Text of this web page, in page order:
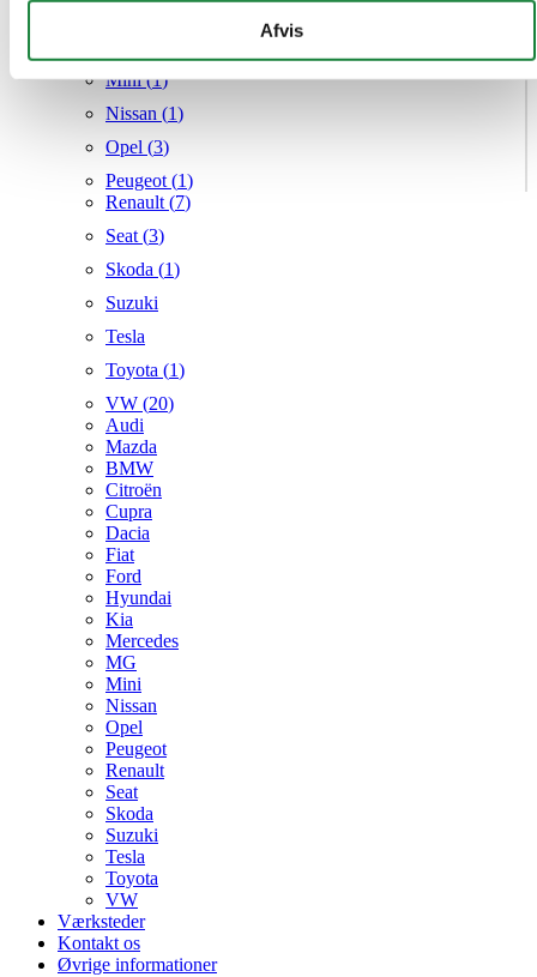
givet dem, eller som de har indsamlet fra din brug af deres
tjenester.
Afvis
Mini (1)
Nissan (1)
Opel (3)
Peugeot (1)
Renault (7)
Seat (3)
Skoda (1)
Suzuki
Tesla
Toyota (1)
VW (20)
Audi
Mazda
BMW
Citroën
Cupra
Dacia
Fiat
Ford
Hyundai
Kia
Mercedes
MG
Mini
Nissan
Opel
Peugeot
Renault
Seat
Skoda
Suzuki
Tesla
Toyota
VW
Værksteder
Kontakt os
Øvrige informationer